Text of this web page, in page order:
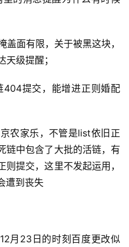
级提醒；
链中包含了大批的活链，有
提交，这里不发起运用，
遭到丧失